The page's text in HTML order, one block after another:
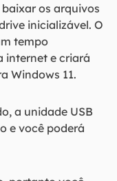
os arquivos
inicializável. O
tempo
internet e criará
Windows 11.
a unidade USB
e você poderá